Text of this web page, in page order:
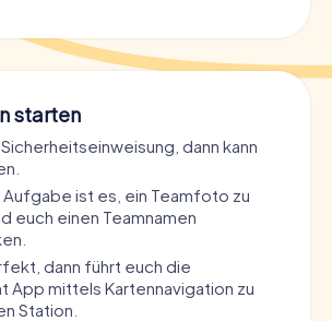
starten
dann kann
ist es, ein Teamfoto zu
euch einen Teamnamen
dann führt euch die
App mittels Kartennavigation zu
Station.